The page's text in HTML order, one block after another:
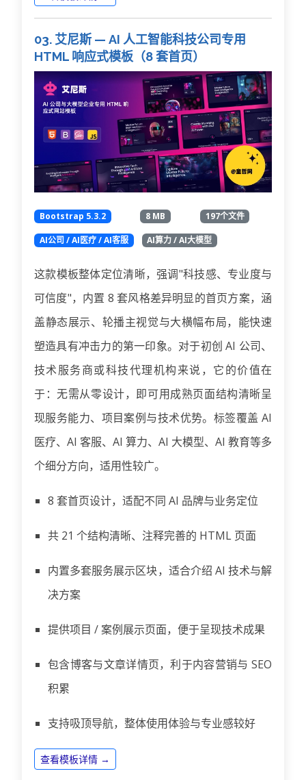
03. 艾尼斯 — AI 人工智能科技公司专用
HTML 响应式模板（8 套首页）
Bootstrap 5.3.2 8 MB 197个文件
AI公司 / AI医疗 / AI客服 AI算力 / AI大模型
这款模板整体定位清晰，强调"科技感、专业度与
可信度"，内置 8 套风格差异明显的首页方案，涵
盖静态展示、轮播主视觉与大横幅布局，能快速
塑造具有冲击力的第一印象。对于初创 AI 公司、
技术服务商或科技代理机构来说，它的价值在
于：无需从零设计，即可用成熟页面结构清晰呈
现服务能力、项目案例与技术优势。标签覆盖 AI
医疗、AI 客服、AI 算力、AI 大模型、AI 教育等多
个细分方向，适用性较广。
8 套首页设计，适配不同 AI 品牌与业务定位
共 21 个结构清晰、注释完善的 HTML 页面
内置多套服务展示区块，适合介绍 AI 技术与解
决方案
提供项目 / 案例展示页面，便于呈现技术成果
包含博客与文章详情页，利于内容营销与 SEO
积累
支持吸顶导航，整体使用体验与专业感较好
查看模板详情 →